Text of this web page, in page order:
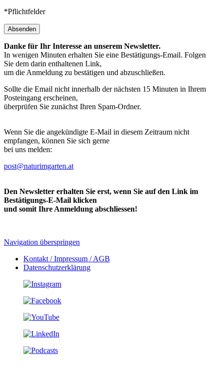
*Pflichtfelder
Absenden
Danke für Ihr Interesse an unserem Newsletter.
In wenigen Minuten erhalten Sie eine Bestätigungs-Email. Folgen
Sie dem darin enthaltenen Link,
um die Anmeldung zu bestätigen und abzuschließen.
Sollte die Email nicht innerhalb der nächsten 15 Minuten in Ihrem
Posteingang erscheinen,
überprüfen Sie zunächst Ihren Spam-Ordner.
Wenn Sie die angekündigte E-Mail in diesem Zeitraum nicht
empfangen, können Sie sich gerne
bei uns melden:
post@naturimgarten.at
Den Newsletter erhalten Sie erst, wenn Sie auf den Link im
Bestätigungs-E-Mail klicken
und somit Ihre Anmeldung abschliessen!
Navigation überspringen
Kontakt / Impressum / AGB
Datenschutzerklärung